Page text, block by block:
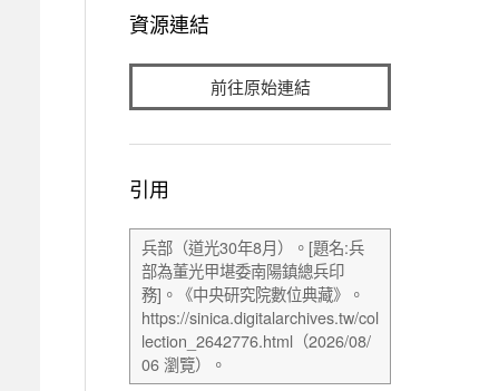
資源連結
前往原始連結
引用